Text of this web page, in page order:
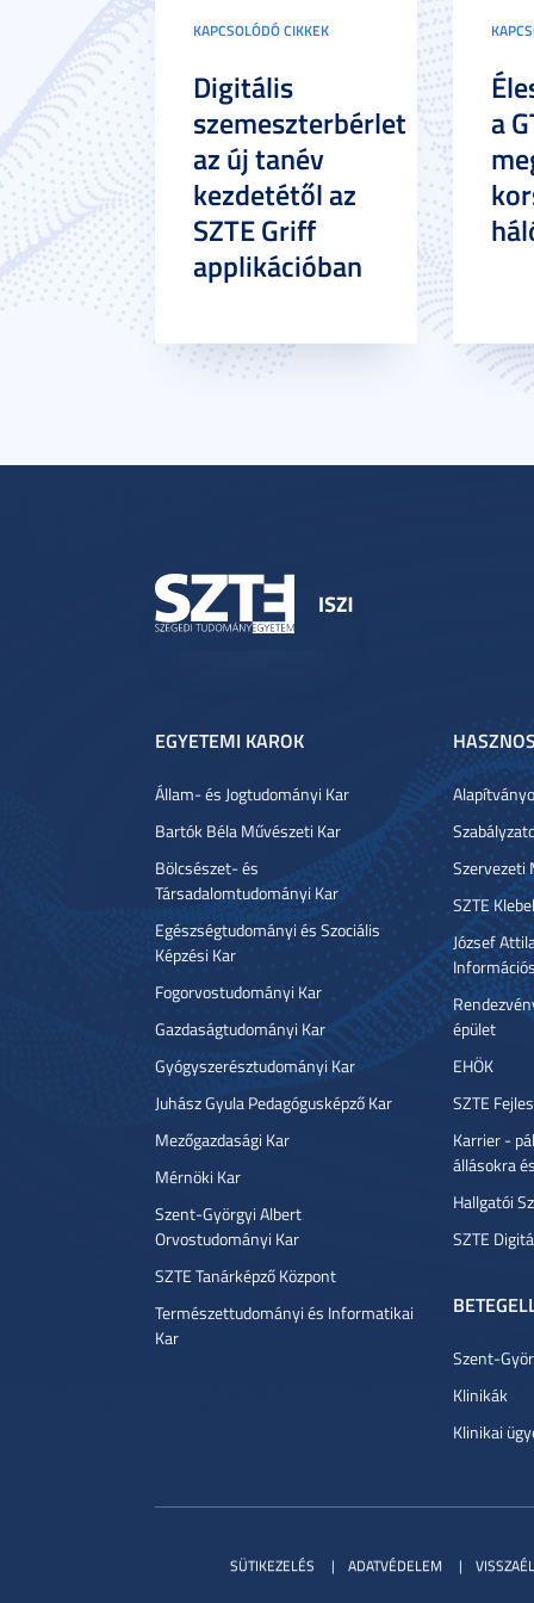
KAPCSOLÓDÓ CIKKEK
Digitális
szemeszterbérlet
az új tanév
kezdetétől az
SZTE Griff
applikációban
a
EGYETEMI KAROK
Állam- és Jogtudományi Kar
Bartók Béla Művészeti Kar
Bölcsészet- és
Társadalomtudományi Kar
Egészségtudományi és Szociális
Képzési Kar
Fogorvostudományi Kar
Gazdaságtudományi Kar
Gyógyszerésztudományi Kar
Juhász Gyula Pedagógusképző Kar
Mezőgazdasági Kar
Mérnöki Kar
Szent-Györgyi Albert
Orvostudományi Kar
SZTE Tanárképző Központ
Természettudományi és Informatikai
Kar
Szervezeti
SZTE
József
épület
EHÖK
SZTE
Karrier -
állásokra
Hallgatói
SZTE
Szent-
Klinikák
Klinikai
SÜTIKEZELÉS ADATVÉDELEM